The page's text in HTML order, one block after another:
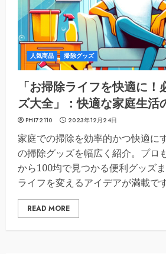
人気商品 掃除グッズ
「お掃除ライフを快適に
ズ大全」：快適な家庭生活
PHI72110 2023年12月24日
家庭での掃除を効率的かつ快適に
の掃除グッズを幅広く紹介。プロ
から100均で見つかる便利グッズ
ライフを変えるアイデアが満載で
READ MORE